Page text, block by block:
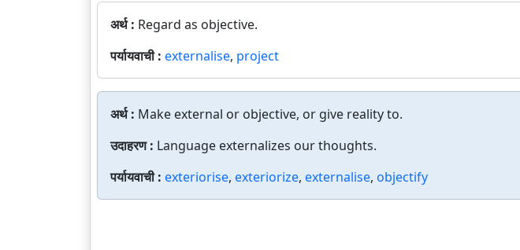
अर्थ : Regard as objective.
पर्यायवाची : externalise, project
अर्थ : Make external or objective, or give reality to.
उदाहरण : Language externalizes our thoughts.
पर्यायवाची : exteriorise, exteriorize, externalise, objectify